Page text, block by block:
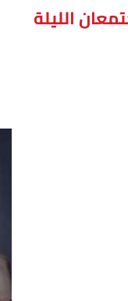
الليلة